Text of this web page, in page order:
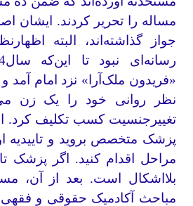
مساله را تحریر کردند. ایشان
جواز گذاشته‌اند، البته
«فریدون ملک‌آرا» نزد امام آمد و
نظر روانی خود را یک زن
تغییر‌جنسیت کسب تکلیف کرد.
پزشک متخصص بروید و تاییدیه
مراحل اقدام کنید. اگر پزشک
بلااشکال است. بعد از آن،
مباحث آکادمیک حقوقی و